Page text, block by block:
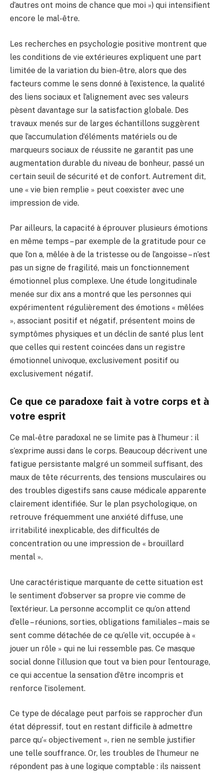
d’autres ont moins de chance que moi ») qui intensifient
encore le mal-être.
Les recherches en psychologie positive montrent que
les conditions de vie extérieures expliquent une part
limitée de la variation du bien-être, alors que des
facteurs comme le sens donné à l’existence, la qualité
des liens sociaux et l’alignement avec ses valeurs
pèsent davantage sur la satisfaction globale. Des
travaux menés sur de larges échantillons suggèrent
que l’accumulation d’éléments matériels ou de
marqueurs sociaux de réussite ne garantit pas une
augmentation durable du niveau de bonheur, passé un
certain seuil de sécurité et de confort. Autrement dit,
une « vie bien remplie » peut coexister avec une
impression de vide.
Par ailleurs, la capacité à éprouver plusieurs émotions
en même temps – par exemple de la gratitude pour ce
que l’on a, mêlée à de la tristesse ou de l’angoisse – n’est
pas un signe de fragilité, mais un fonctionnement
émotionnel plus complexe. Une étude longitudinale
menée sur dix ans a montré que les personnes qui
expérimentent régulièrement des émotions « mêlées
», associant positif et négatif, présentent moins de
symptômes physiques et un déclin de santé plus lent
que celles qui restent coincées dans un registre
émotionnel univoque, exclusivement positif ou
exclusivement négatif.
Ce que ce paradoxe fait à votre corps et à
votre esprit
Ce mal-être paradoxal ne se limite pas à l’humeur : il
s’exprime aussi dans le corps. Beaucoup décrivent une
fatigue persistante malgré un sommeil suffisant, des
maux de tête récurrents, des tensions musculaires ou
des troubles digestifs sans cause médicale apparente
clairement identifiée. Sur le plan psychologique, on
retrouve fréquemment une anxiété diffuse, une
irritabilité inexplicable, des difficultés de
concentration ou une impression de « brouillard
mental ».
Une caractéristique marquante de cette situation est
le sentiment d’observer sa propre vie comme de
l’extérieur. La personne accomplit ce qu’on attend
d’elle – réunions, sorties, obligations familiales – mais se
sent comme détachée de ce qu’elle vit, occupée à «
jouer un rôle » qui ne lui ressemble pas. Ce masque
social donne l’illusion que tout va bien pour l’entourage,
ce qui accentue la sensation d’être incompris et
renforce l’isolement.
Ce type de décalage peut parfois se rapprocher d’un
état dépressif, tout en restant difficile à admettre
parce qu’« objectivement », rien ne semble justifier
une telle souffrance. Or, les troubles de l’humeur ne
répondent pas à une logique comptable : ils naissent